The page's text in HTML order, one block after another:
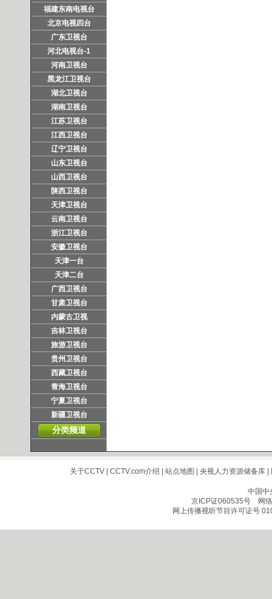
福建东南电视台
北京电视四台
广东卫视台
河北电视台-1
河南卫视台
黑龙江卫视台
湖北卫视台
湖南卫视台
江苏卫视台
江西卫视台
辽宁卫视台
山东卫视台
山西卫视台
陕西卫视台
天津卫视台
云南卫视台
浙江卫视台
安徽卫视台
天津一台
天津二台
广西卫视台
甘肃卫视台
内蒙古卫视
吉林卫视台
旅游卫视台
贵州卫视台
西藏卫视台
青海卫视台
宁夏卫视台
新疆卫视台
分类频道
关于CCTV| CCTV.com介绍 站点地图 央视人力资源储备库|
中国中
京ICP证060535号网络
网上传播视听节目许可证号